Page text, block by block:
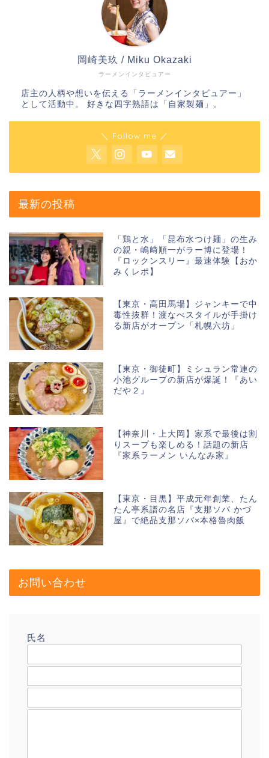
ラーメンインタビュアー
岡崎美玖 / Miku Okazaki
店主の人柄や想いを伝える「ラーメンインタビュアー」
として活動中。 好きな四字熟語は「自家製麺」。
＼ Follow me ／
最新の投稿
「鶏と水」「昆布水つけ麺」の生み
の親・嶋﨑順一がラー博に登場！
『ロックンスリー』最速体験【おか
みくレポ】
【東京・高田馬場】ジャンキーで中
毒性抜群！渡なべスタイルが手掛け
る新店がオープン「札幌六坊」
【東京・御徒町】ミシュラン常連の
小池グループの新店が爆誕！『あい
だや２』
【神奈川・上大岡】家系で最後は割
りスープも楽しめる！話題の新店
『家系ラーメン いんなみ家』
【東京・目黒】平成元年創業、たん
たん亭系譜の名店『支那ソバ かづ
屋』で絶品支那ソバ×本格魯肉飯
お問い合わせ
氏名